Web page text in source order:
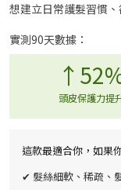
想建立日常護髮習慣
實測90天數據：
頭皮保護力提
這款最適合你，如果
✔ 髮絲細軟、稀疏、